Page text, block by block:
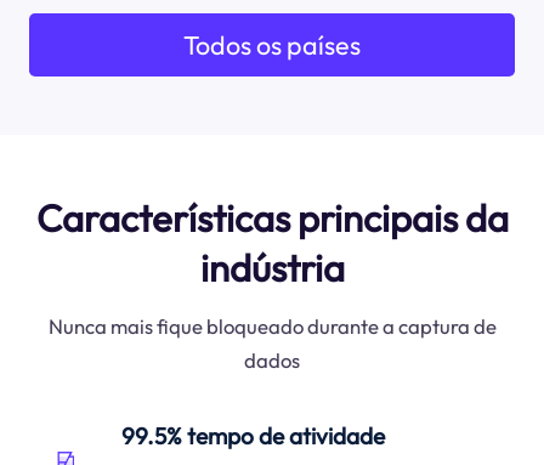
Todos os países
Características principais da
indústria
Nunca mais fique bloqueado durante a captura de
dados
99.5% tempo de atividade